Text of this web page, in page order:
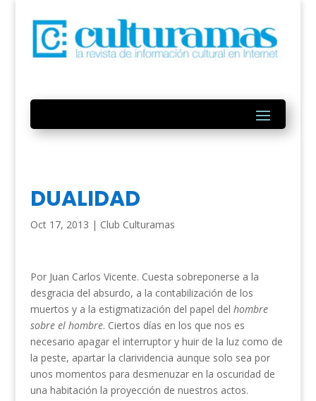
DUALIDAD
Oct 17, 2013 | Club Culturamas
Por Juan Carlos Vicente. Cuesta sobreponerse a la
desgracia del absurdo, a la contabilización de los
muertos y a la estigmatización del papel del hombre
sobre el hombre. Ciertos días en los que nos es
necesario apagar el interruptor y huir de la luz como de
la peste, apartar la clarividencia aunque solo sea por
unos momentos para desmenuzar en la oscuridad de
una habitación la proyección de nuestros actos.